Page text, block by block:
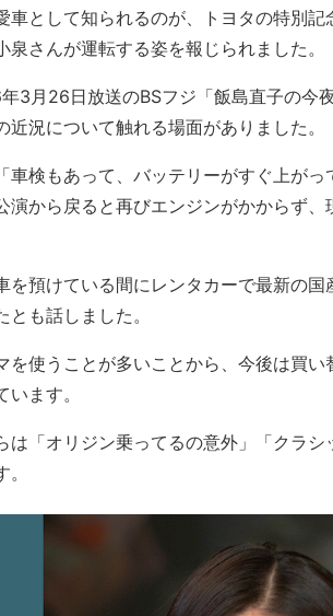
として知られるのが、トヨタの特別
泉さんが運転する姿を報じられました。
3月26日放送のBSフジ「飯島直子の今
近況について触れる場面がありました。
検もあって、バッテリーがすぐ上がっ
演から戻ると再びエンジンがかからず
預けている間にレンタカーで最新の
も話しました。
使うことが多いことから、今後は買い
ます。
「オリジン乗ってるの意外」「クラ